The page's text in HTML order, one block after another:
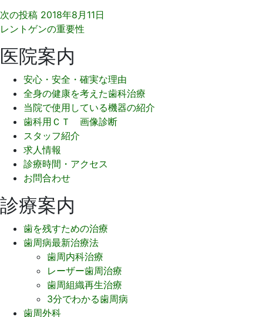
次の投稿 2018年8月11日
レントゲンの重要性
医院案内
安心・安全・確実な理由
全身の健康を考えた歯科治療
当院で使用している機器の紹介
歯科用ＣＴ 画像診断
スタッフ紹介
求人情報
診療時間・アクセス
お問合わせ
診療案内
歯を残すための治療
歯周病最新治療法
歯周内科治療
レーザー歯周治療
歯周組織再生治療
3分でわかる歯周病
歯周外科